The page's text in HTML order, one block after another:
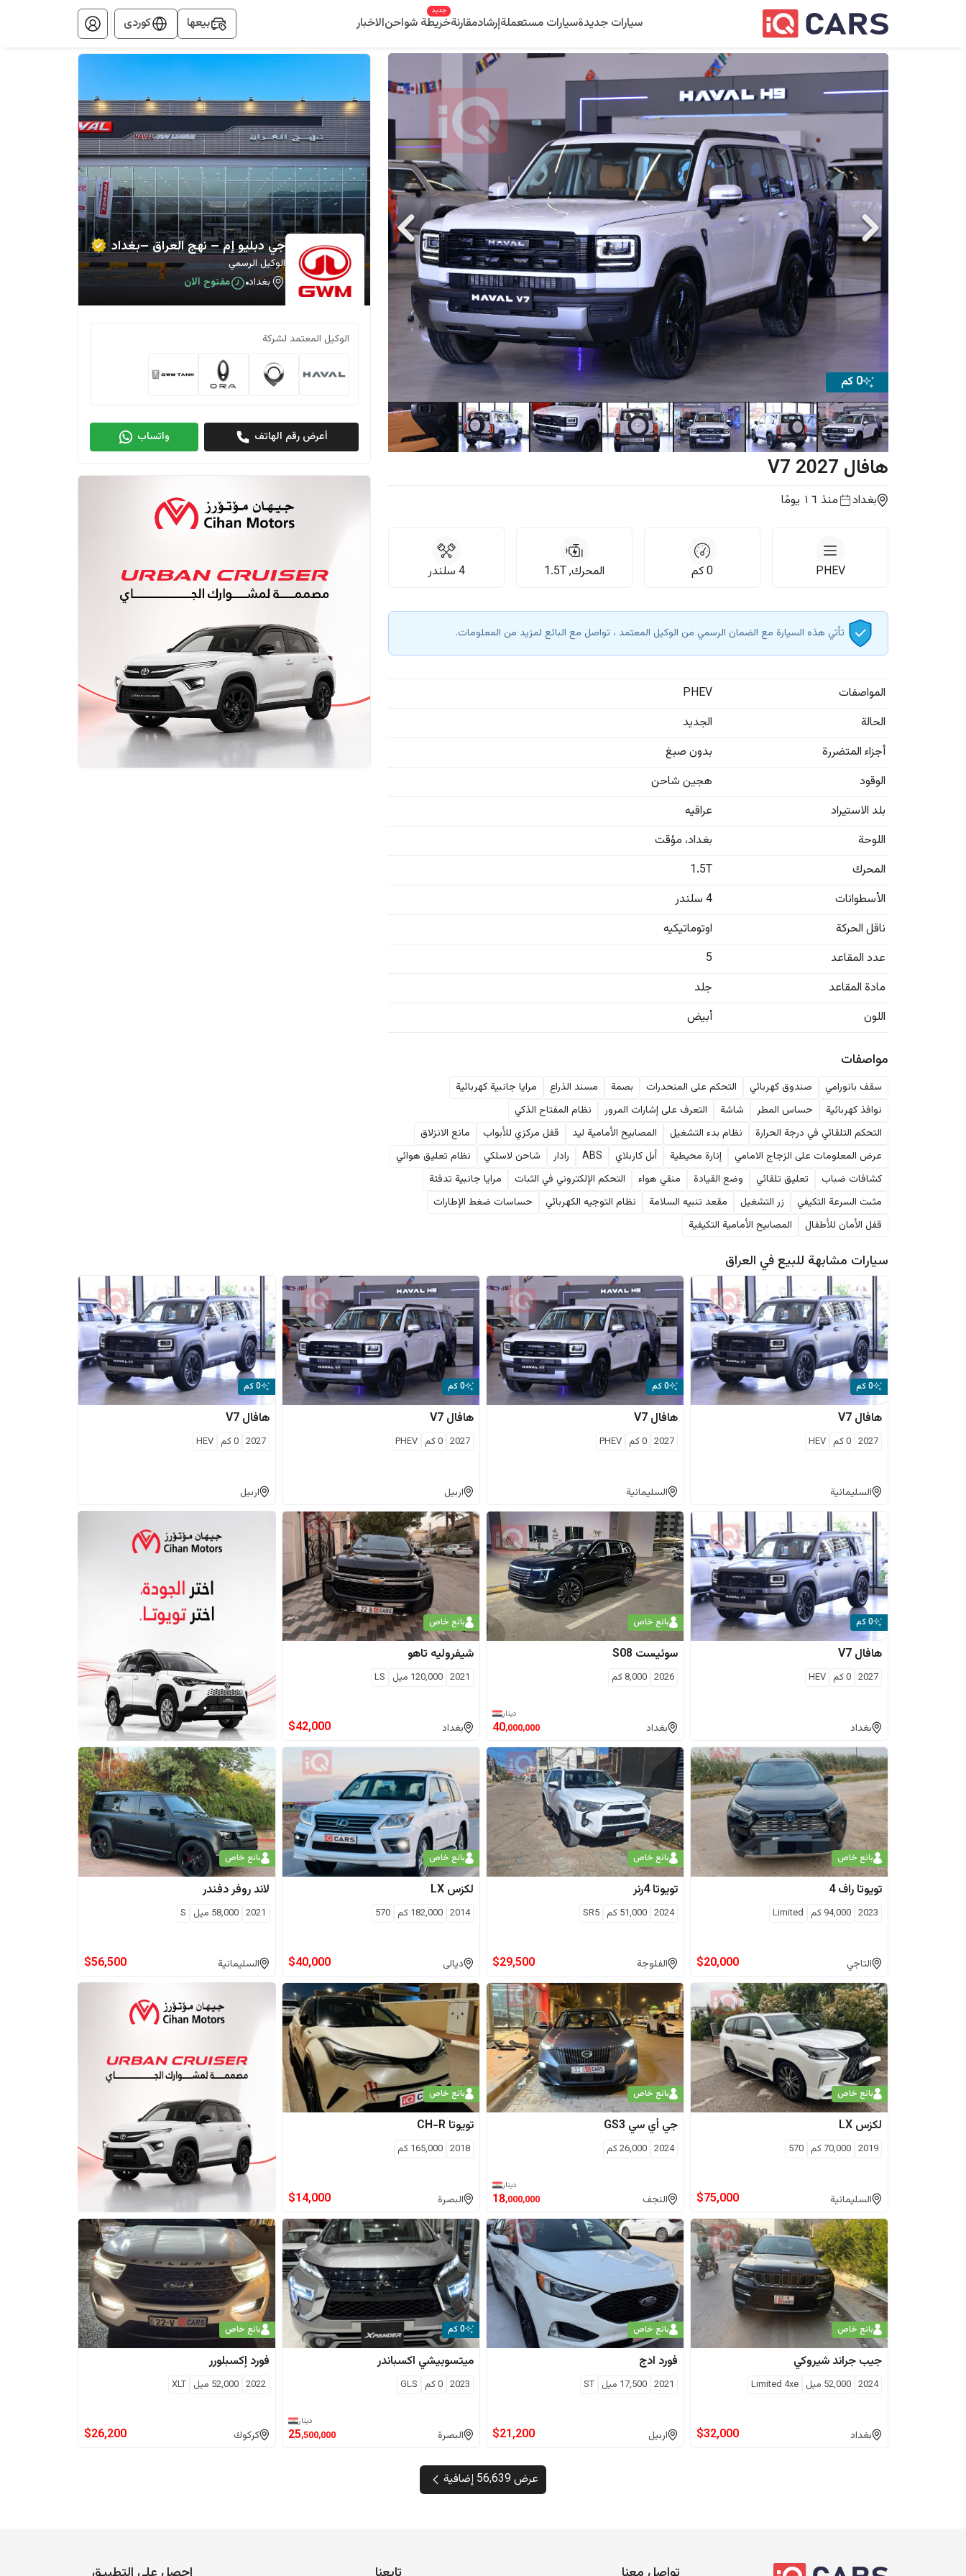
سيارات جديدةسيارات مستعملةإرشادمقارنةخريطة شواحن
جديد
الاخبار بيعها کوردی
0 كم
هافال V7 2027
بغداد منذ ١٦ يومًا
PHEV
0كم المحرك, 1.5T 4 سلندر
تأتي هذه السيارة مع الضمان الرسمي من الوكيل المعتمد ، تواصل مع البائع لمزيد من المعلومات.
المواصفات
PHEV
الحالة
الجديد
أجزاء المتضررة
بدون صبغ
الوقود
هجين شاحن
بلد الاستيراد
عراقيه
اللوحة
بغداد، مؤقت
المحرك
1.5T
الأسطوانات
4 سلندر
ناقل الحركة
اوتوماتيكيه
عدد المقاعد
5
مادة المقاعد
جلد
اللون
أبيض
مواصفات
سقف بانورامي صندوق كهربائي التحكم على المنحدرات بصمة مسند الذراع
مرايا جانبية كهربائية
نوافذ كهربائية
حساس المطر شاشة التعرف على إشارات المرور
نظام المفتاح الذكي
التحكم التلقائي في درجة الحرارة
نظام بدء التشغيل المصابيح الأمامية ليد قفل مركزي للأبواب
مانع الانزلاق
عرض المعلومات على الزجاج الامامي
إنارة محيطية أبل كاربلاي ABS رادار شاحن لاسلكي
نظام تعليق هوائي
كشافات ضباب
تعليق تلقائي وضع القيادة منقي هواء التحكم الإلكتروني في الثبات
مرايا جانبية تدفئة
مثبت السرعة التكيفي
زر التشغيل مقعد تنبيه السلامة نظام التوجيه الكهربائي
حساسات ضغط الإطارات
قفل الأمان للأطفال
المصابيح الأمامية التكيفية
جي دبليو إم – نهج العراق –بغداد
الوكيل الرسمي
بغداد
مفتوح الان
الوكيل المعتمد لشركة
أعرض رقم الهاتف واتساب
سيارات مشابهة للبيع في العراق
0 كم
هافال V7
2027
0كم HEV
السليمانية
0 كم
هافال V7
2027
0كم PHEV
السليمانية
0 كم
هافال V7
2027
0كم PHEV
اربيل
0 كم
هافال V7
2027
0كم HEV
اربيل
0 كم
هافال V7
2027
0كم HEV
بغداد
بائع خاص
سوئیست S08
2026
8,000كم
بغداد
دينار
40,000,000
بائع خاص
شيفروليه تاهو
2021
120,000 ميل LS
بغداد $42,000
بائع خاص
تويوتا راف 4
2023
94,000 كم Limited
التاجي $20,000
بائع خاص
تويوتا4رنر
2024
51,000 كم SR5
الفلوجة $29,500
بائع خاص
لكزس LX
2014
182,000 كم 570
ديالى $40,000
بائع خاص
لاند روفردفندر
2021
58,000 ميل S
السليمانية $56,500
بائع خاص
لكزس LX
2019
70,000كم 570
السليمانية $75,000
بائع خاص
جي أي سي GS3
2024
26,000كم
النجف
دينار
18,000,000
بائع خاص
تويوتا CH-R
2018
165,000 كم
البصرة $14,000
بائع خاص
جيب جراند شيروكي
2024
52,000 ميل Limited 4xe
بغداد $32,000
بائع خاص
فورد ادج
2021
17,500 ميل ST
اربيل $21,200
0 كم
ميتسوبيشي اكسباندر
2023
0كم GLS
البصرة
دينار
25,500,000
بائع خاص
فورد إكسبلورر
2022
52,000 ميل XLT
كركوك $26,200
عرض 56,639 إضافية